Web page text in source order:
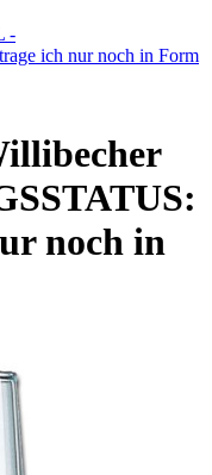
-
ich nur noch in Form
noch in